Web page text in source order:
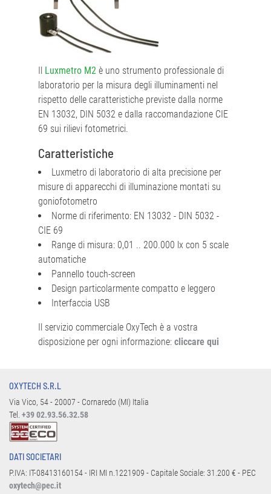
Il Luxmetro M2 è uno strumento professionale di
laboratorio per la misura degli illuminamenti nel
rispetto delle caratteristiche previste dalla norme
EN 13032, DIN 5032 e dalla raccomandazione CIE
69 sui rilievi fotometrici.
Caratteristiche
Luxmetro di laboratorio di alta precisione per
misure di apparecchi di illuminazione montati su
goniofotometro
Norme di riferimento: EN 13032 - DIN 5032 -
CIE 69
Range di misura: 0,01 .. 200.000 lx con 5 scale
automatiche
Pannello touch-screen
Design particolarmente compatto e leggero
Interfaccia USB
Il servizio commerciale OxyTech è a vostra
disposizione per ogni informazione: cliccare qui
OXYTECH S.R.L
Via Vico, 54 - 20007 - Cornaredo (MI) Italia
Tel. +39 02.93.56.32.58
DATI SOCIETARI
P.IVA: IT-08413160154 - IRI MI n.1221909 - Capitale Sociale: 31.200 € - PEC
oxytech@pec.it